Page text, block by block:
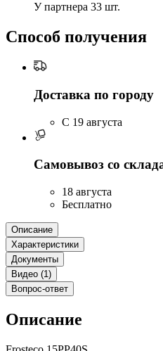
У партнера 33 шт.
Способ получения
Доставка по городу
C 19 августа
Самовывоз со
18 августа
Бесплатно
Описание
Характеристики
Документы
Видео (1)
Вопрос-ответ
Описание